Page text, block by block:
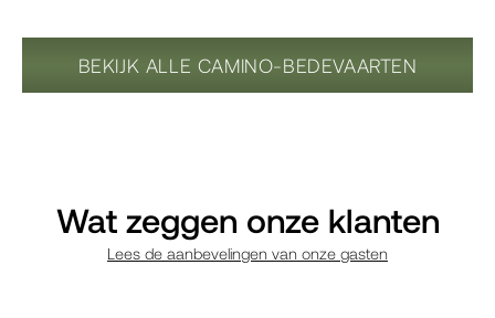
BEKIJK ALLE CAMINO-BEDEVAARTEN
Wat zeggen onze klanten
Lees de aanbevelingen van onze gasten